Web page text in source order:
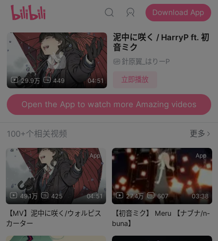
Download App
29.9万 449 04:51
泥中に咲く / HarryP ft. 初
音ミク
針原翼_はりーP
立即播放
Open the App to watch more Amazing videos
100+个相关视频 更多
49.1万 425 04:51
App
【MV】泥中に咲く/ウォルピス
カーター
27.4万 607 03:38
App
【初音ミク】 Meru 【ナブナ/n-
buna】